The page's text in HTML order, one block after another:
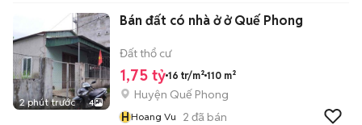
2 phút trước 4
Bán đất có nhà ở ở Quế Phong
Đất thổ cư
1,75 tỷ 16 tr/m² 110 m²
Huyện Quế Phong
HHoang Vu 2 đã bán